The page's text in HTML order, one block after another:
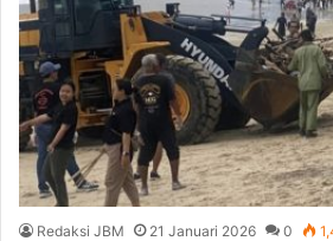
Redaksi JBM 21 Januari 2026 0